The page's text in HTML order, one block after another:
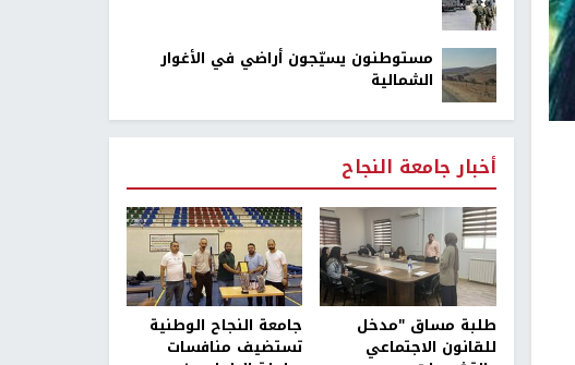
مستوطنون يسيّجون أراضي في الأغوار
الشمالية
أخبار جامعة النجاح
طلبة مساق "مدخل
للقانون الاجتماعي
جامعة النجاح الوطنية
تستضيف منافسات